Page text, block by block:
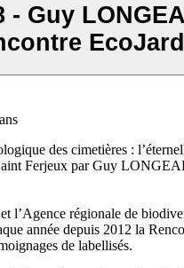
- Guy
des cimetières :
Ferjeux par Guy
l’Agence régionale de
année depuis 2012 la
de labellisés.